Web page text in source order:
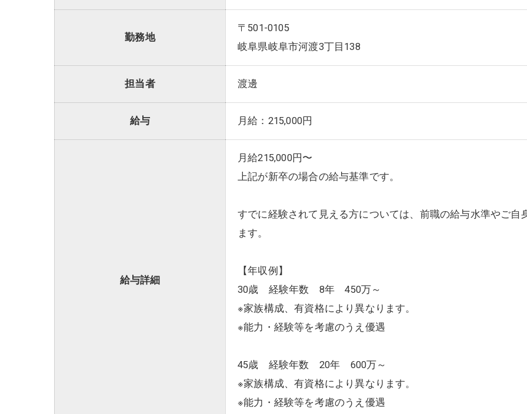
勤務地
〒501-0105
岐阜県岐阜市河渡3丁目138
担当者 渡邊
給与 月給：215,000円
給与詳細
月給215,000円〜
上記が新卒の場合の給与基準です。
すでに経験されて見える方については、前職の給与水準やご
ます。
【年収例】
30歳 経験年数 8年 450万～
※家族構成、有資格により異なります。
※能力・経験等を考慮のうえ優遇
45歳 経験年数 20年 600万～
※家族構成、有資格により異なります。
※能力・経験等を考慮のうえ優遇